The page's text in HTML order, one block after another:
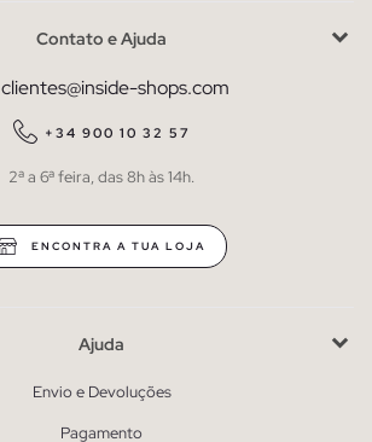
Contato e Ajuda
clientes@inside-shops.com
+34 900 10 32 57
2ª a 6ª feira, das 8h às 14h.
ENCONTRA A TUA LOJA
Ajuda
Envio e Devoluções
Pagamento